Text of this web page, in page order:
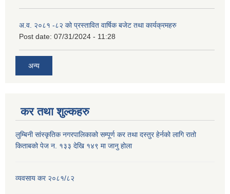
अ.व. २०८१ -८२ को प्रस्तावित वार्षिक बजेट तथा कार्यक्रमहरु
Post date: 07/31/2024 - 11:28
अन्य
कर तथा शुल्कहरु
लुम्बिनी सांस्कृतिक नगरपालिकाको सम्पूर्ण कर तथा दस्तुर हेर्नको लागि रातो
किताबको पेज न. १३३ देखि १४९ मा जानु होला
व्यवसाय कर २०८१/८२